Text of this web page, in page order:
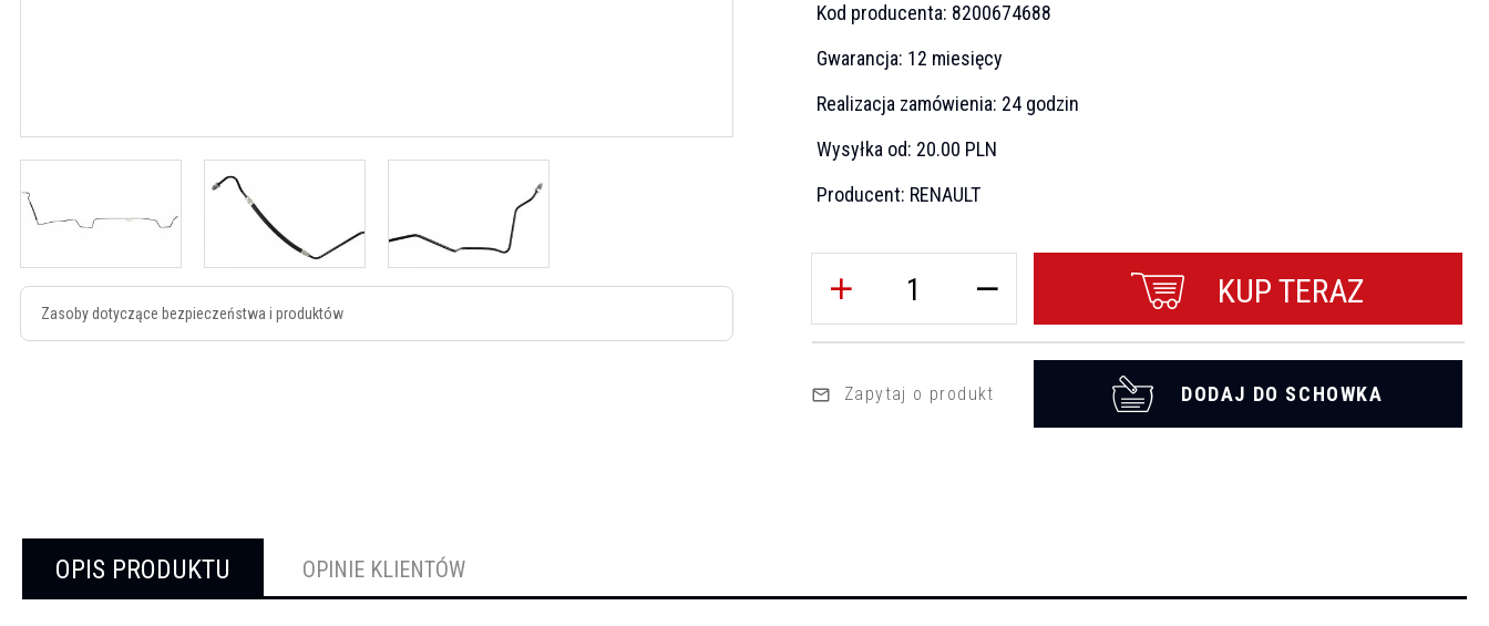
Zasoby dotyczące bezpieczeństwa i produktów
Kod producenta: 8200674688
Gwarancja: 12 miesięcy
Realizacja zamówienia: 24 godzin
Wysyłka od: 20.00 PLN
Producent: RENAULT
KUP TERAZ
Zapytaj o produkt DODAJ DO SCHOWKA
OPIS PRODUKTU OPINIE KLIENTÓW